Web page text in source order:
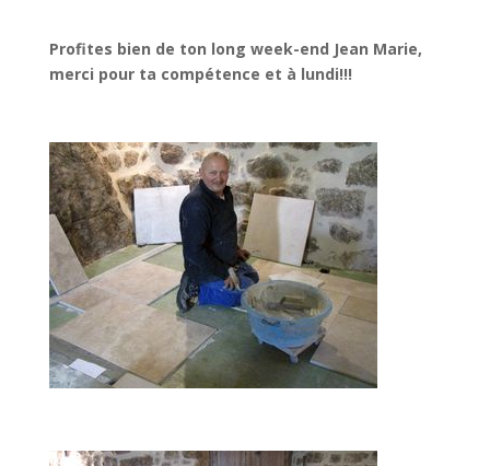
Profites bien de ton long week-end Jean Marie,
merci pour ta compétence et à lundi!!!